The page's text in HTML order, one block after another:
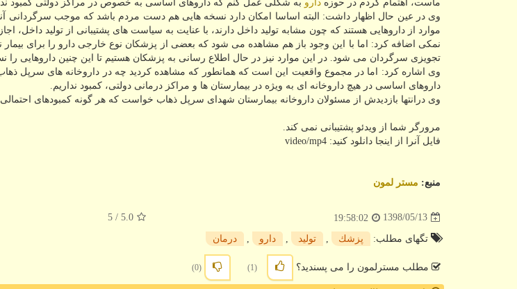
ماست، اهتمام كردم در حوزه دارو به شكلی عمل كنم كه داروهای اساسی به خصوص در مراكز دولتی كمبود
وی در عین حال اظهار داشت: البته اساسا امكان دارد نسخه هایی هم دست مردم باشد كه موجب سرگردانی
موارد از داروهایی هستند كه چون مشابه تولید داخل دارند، با عنایت به سیاست های پشتیبانی از تولید داخل،
نمكی اضافه كرد: اما با این وجود باز هم مشاهده می شود كه بعضی از پزشكان نوع خارجی دارو را برای بیمار
تجویزی سرگردان می شود. در این موارد نیز در حال اطلاع رسانی به پزشكان هستیم تا این چنین داروهایی را
وی اشاره كرد: اما در مجموع واقعیت این است كه همانطور كه مشاهده كردید چه در داروخانه های سرپل ذهاب
داروهای اساسی در هیچ داروخانه ای به ویژه در بیمارستان ها و مراكز درمانی دولتی، كمبود نداریم.
وی درانتها بازدیدش از مسئولان داروخانه بیمارستان شهدای سرپل ذهاب خواست كه هر گونه كمبودهای احتمالی
مرورگر شما از ویدئو پشتیبانی نمی كند.
فایل آنرا از اینجا دانلود كنید: video/mp4
منبع: مستر لمون
1398/05/13
19:58:02
5.0
/ 5
تگهای مطلب: پزشك تولید دارو درمان
مطلب مسترلمون را می پسندید؟ (1)
(0)